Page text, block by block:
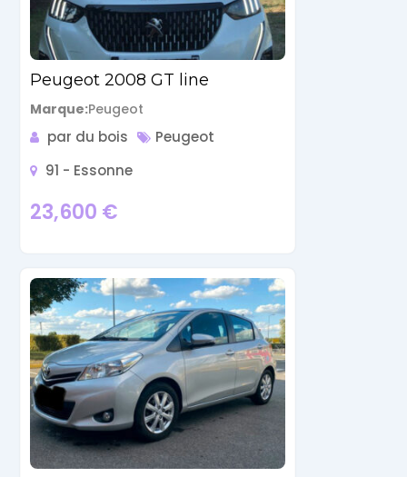
Peugeot 2008 GT line
Marque Peugeot
par du bois
Peugeot
91 - Essonne
23,600 €